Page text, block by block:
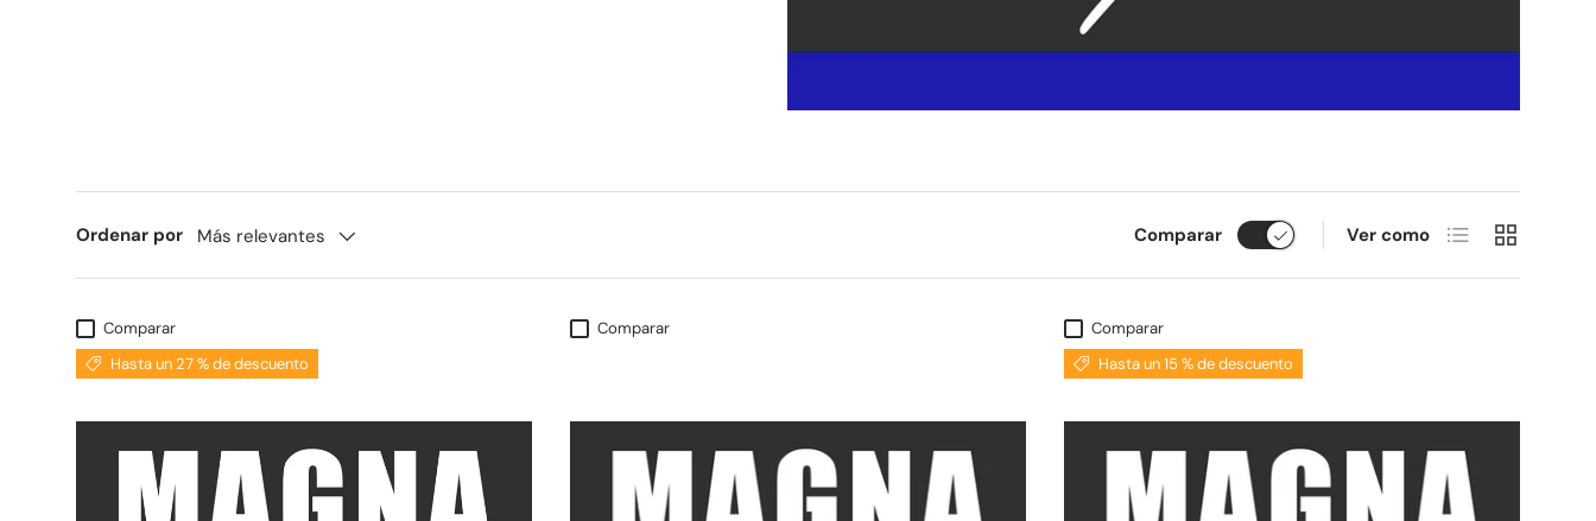
Ordenar por Más relevantes Comparar Ver como Lista Cuadrícula
Comparar
Hasta un 27 % de descuento
Comparar
Comparar
Hasta un 15 % de descuento